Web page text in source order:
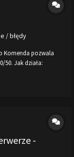
/ błędy
Komenda pozwala
50. Jak działa:
Jeśli przegrasz —
-